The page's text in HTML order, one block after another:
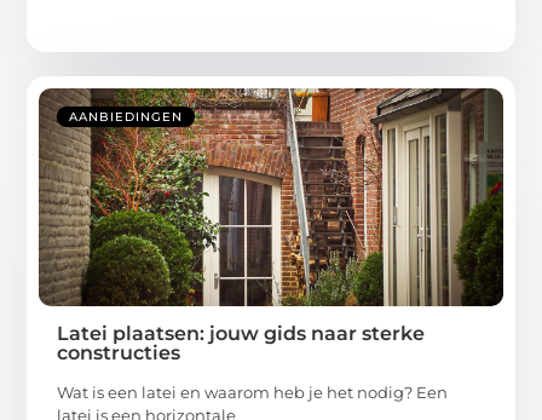
AANBIEDINGEN
Latei plaatsen: jouw gids naar sterke
constructies
Wat is een latei en waarom heb je het nodig? Een
latei is een horizontale